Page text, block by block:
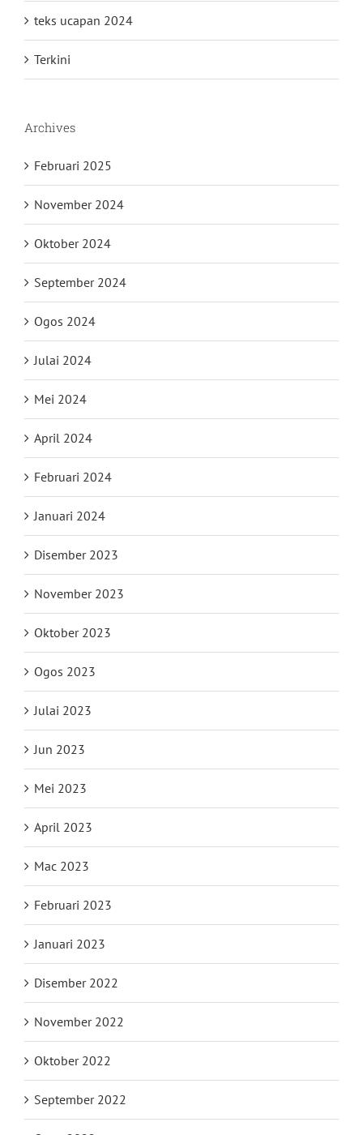
teks ucapan 2024
Terkini
Archives
Februari 2025
November 2024
Oktober 2024
September 2024
Ogos 2024
Julai 2024
Mei 2024
April 2024
Februari 2024
Januari 2024
Disember 2023
November 2023
Oktober 2023
Ogos 2023
Julai 2023
Jun 2023
Mei 2023
April 2023
Mac 2023
Februari 2023
Januari 2023
Disember 2022
November 2022
Oktober 2022
September 2022